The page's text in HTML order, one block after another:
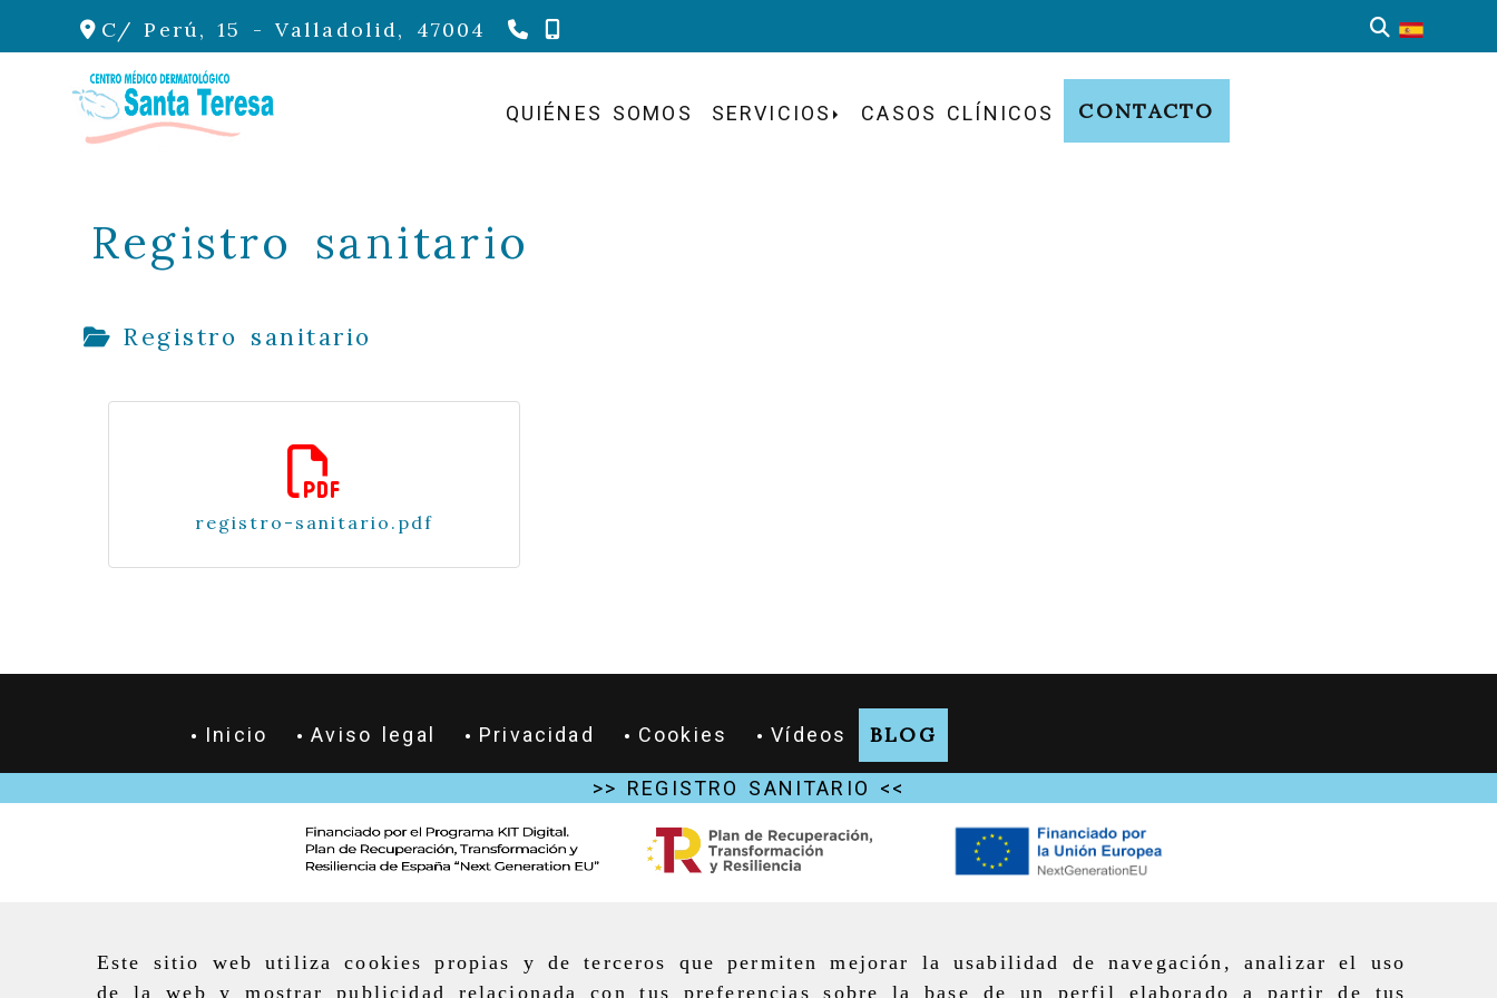
Este sitio web utiliza cookies propias y de terceros que permiten mejorar la usabilidad de navegación, analizar el uso
de la web y mostrar publicidad relacionada con tus preferencias sobre la base de un perfil elaborado a partir de tus
C/ Perú, 15 - Valladolid, 47004 983 302 184
QUIÉNES SOMOS SERVICIOS CASOS CLÍNICOS CONTACTO
Registro sanitario
Registro sanitario
registro-sanitario.pdf
Inicio Aviso legal Privacidad Cookies Vídeos BLOG
>> REGISTRO SANITARIO <<